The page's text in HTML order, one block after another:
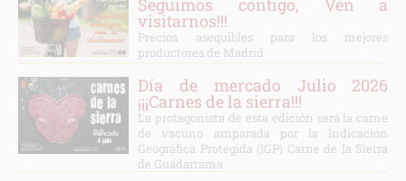
visitarnos!!!
Precios asequibles para los mejores
productores de Madrid
Día de mercado Julio 2026
¡¡¡Carnes de la sierra!!!
La protagonista de esta edición será la carne
de vacuno amparada por la Indicación
Geográfica Protegida (IGP) Carne de la Sierra
de Guadarrama